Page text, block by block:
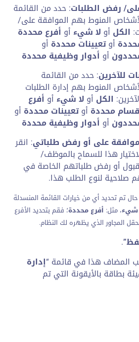
رفض الطلبات: حدد من القائمة
المنوط بهم الموافقة على/
الكل أو لا شيء أو أفرع محددة
أوتعيينات محددة أو
أو أدوار وظيفية محددة
للآخرين: حدد من القائمة
المنوط بهم إدارة الطلبات
الكل أو لا شيء أو أفرع
محددة أوتعيينات محددة أو
أو أدوار وظيفية محددة
على أو رفض طلباتي: انقر
هذا للسماح بالموظف/
أو رفض طلباتهم الخاصة في
صلاحية لنوع الطلب هذا.
تم تحديد أي من خيارات القائمة المنسدلة
شيء، مثل: أفرع محددة؛ فقم بتحديد الأفرع
المجاور الذي يظهره لك النظام.
.
المضاف هذا في قائمة “إدارة
بطاقة بالأيقونة التي تم